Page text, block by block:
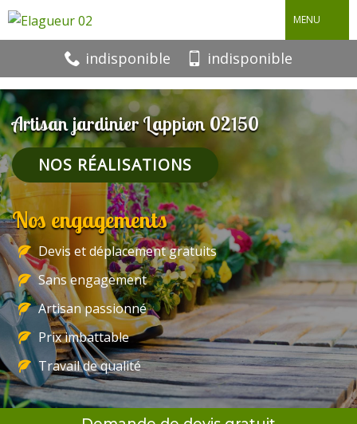
MENU
indisponible indisponible
Artisan jardinier Lappion 02150
NOS RÉALISATIONS
Nos engagements
Devis et déplacement gratuits
Sans engagement
Artisan passionné
Prix imbattable
Travail de qualité